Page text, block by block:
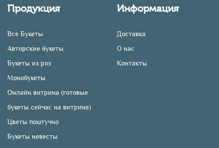
Продукция
Все Букеты
Авторские букеты
Букеты из роз
Монобукеты
Онлайн витрина (готовые
букеты сейчас на витрине)
Цветы поштучно
Букеты невесты
Информация
Доставка
О нас
Контакты